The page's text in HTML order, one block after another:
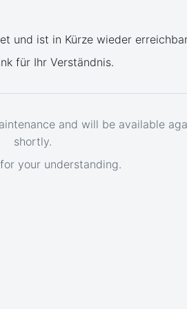
und ist in Kürze wieder
für Ihr Verständnis.
and will be available
shortly.
your understanding.